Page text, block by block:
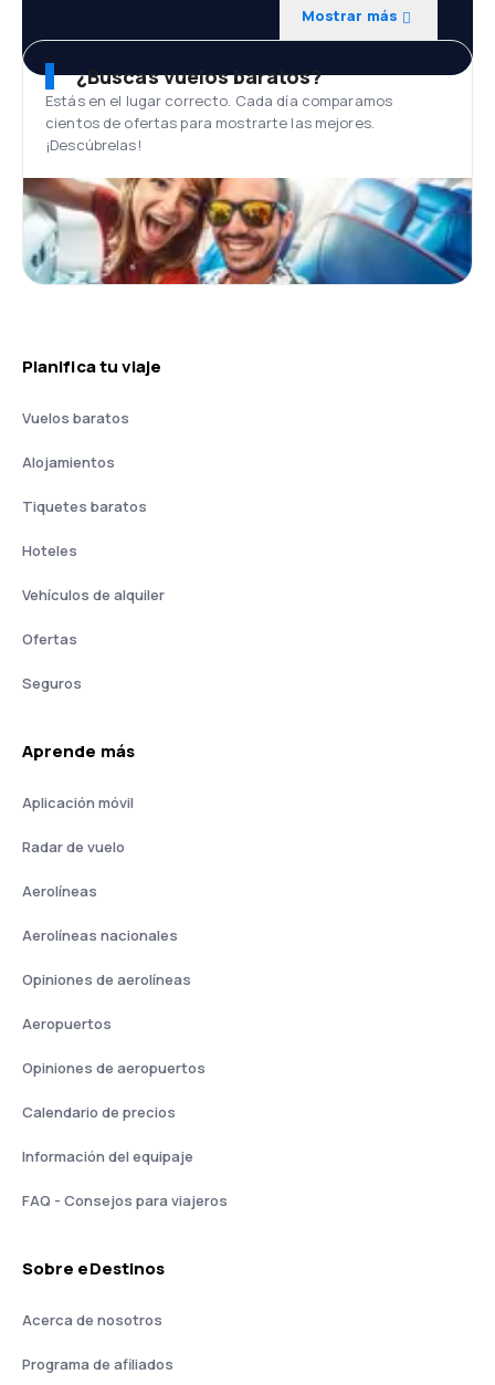
Mostrar más
¿Buscas vuelos baratos?
Estás en el lugar correcto. Cada día comparamos
cientos de ofertas para mostrarte las mejores.
¡Descúbrelas!
Planifica tu viaje
Vuelos baratos
Alojamientos
Tiquetes baratos
Hoteles
Vehículos de alquiler
Ofertas
Seguros
Aprende más
Aplicación móvil
Radar de vuelo
Aerolíneas
Aerolíneas nacionales
Opiniones de aerolíneas
Aeropuertos
Opiniones de aeropuertos
Calendario de precios
Información del equipaje
FAQ - Consejos para viajeros
Sobre eDestinos
Acerca de nosotros
Programa de afiliados